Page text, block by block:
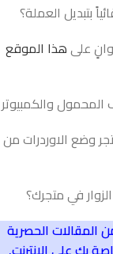
هذا الموقع
وضع الاوردرات من
في متجرك؟
المقالات الحصرية